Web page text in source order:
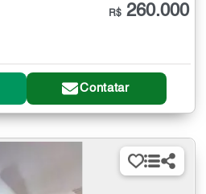
R$ 260.000
Contatar